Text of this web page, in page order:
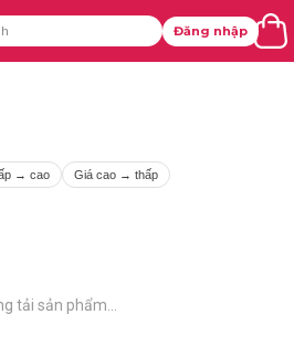
Đăng nhập
→ cao Giá cao → thấp
tải sản phẩm...